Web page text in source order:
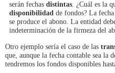
serán fechas distintas. ¿Cuál es la
disponibilidad de fondos? La
se produce el abono. La entidad
indeterminación de la firmeza del
Otro ejemplo sería el caso de las
que, aunque la fecha contable sea la
tendremos los fondos disponibles